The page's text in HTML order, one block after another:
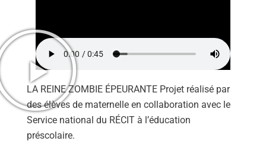
LA REINE ZOMBIE ÉPEURANTE Projet réalisé par
des élèves de maternelle en collaboration avec le
Service national du RÉCIT à l’éducation
préscolaire.